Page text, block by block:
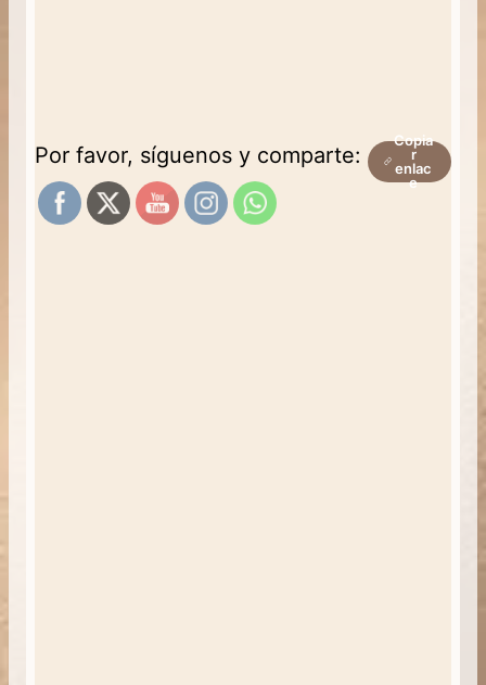
Por favor, síguenos y comparte:
Copia
r
enlac
e